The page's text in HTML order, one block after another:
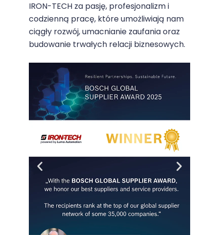
IRON-TECH za pasję, profesjonalizm i
codzienną pracę, które umożliwiają nam
ciągły rozwój, umacnianie zaufania oraz
budowanie trwałych relacji biznesowych.